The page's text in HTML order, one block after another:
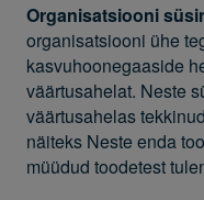
Organisatsiooni
organisatsiooni ühe
kasvuhoonegaaside
väärtusahelat. Neste
väärtusahelas
näiteks Neste enda
müüdud toodetest